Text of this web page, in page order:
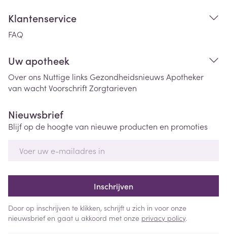
Klantenservice
FAQ
Uw apotheek
Over ons Nuttige links Gezondheidsnieuws Apotheker
van wachtVoorschriftZorgtarieven
Nieuwsbrief
Blijf op de hoogte van nieuwe producten en promoties
Inschrijven
Door op inschrijven te klikken, schrijft u zich in voor onze
nieuwsbrief en gaat u akkoord met onze privacy policy.